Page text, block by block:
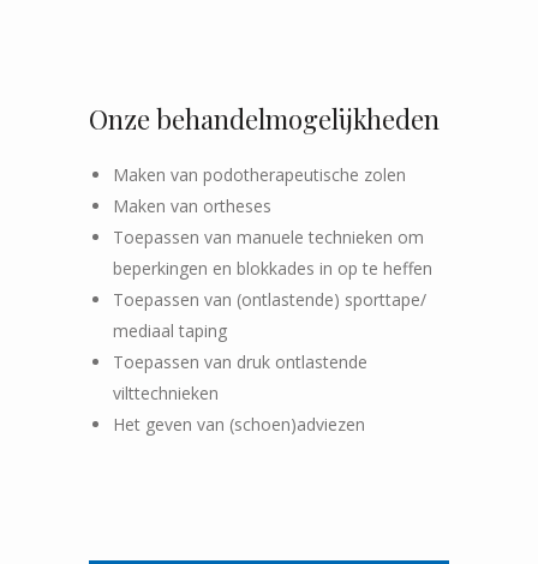
Onze behandelmogelijkheden
Maken van podotherapeutische zolen
Maken van ortheses
Toepassen van manuele technieken om
beperkingen en blokkades in op te heffen
Toepassen van (ontlastende) sporttape/
mediaal taping
Toepassen van druk ontlastende
vilttechnieken
Het geven van (schoen)adviezen